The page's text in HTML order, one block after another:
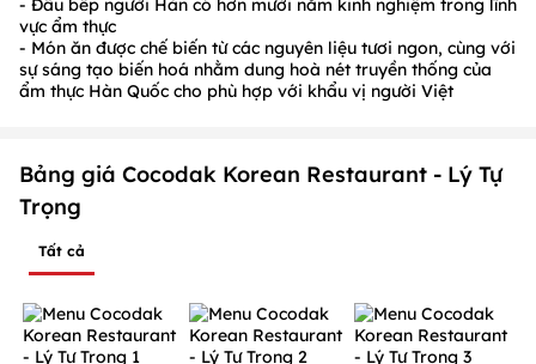
- Đầu bếp người Hàn có hơn mười năm kinh nghiệm trong lĩnh
vực ẩm thực
- Món ăn được chế biến từ các nguyên liệu tươi ngon, cùng với
sự sáng tạo biến hoá nhằm dung hoà nét truyền thống của
ẩm thực Hàn Quốc cho phù hợp với khẩu vị người Việt
Bảng giá Cocodak Korean Restaurant - Lý Tự
Trọng
Tất cả